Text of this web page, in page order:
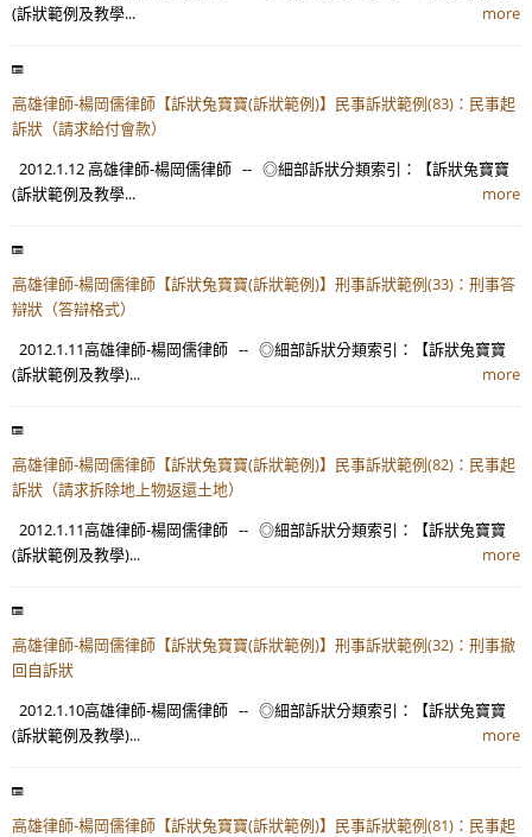
(訴狀範例及教學...
more
高雄律師-楊岡儒律師【訴狀兔寶寶(訴狀範例)】民事訴狀範例(83)：民事起
訴狀（請求給付會款）
2012.1.12 高雄律師-楊岡儒律師 -- ◎細部訴狀分類索引：【訴狀兔寶寶
(訴狀範例及教學...
more
高雄律師-楊岡儒律師【訴狀兔寶寶(訴狀範例)】刑事訴狀範例(33)：刑事答
辯狀（答辯格式）
2012.1.11高雄律師-楊岡儒律師 -- ◎細部訴狀分類索引：【訴狀兔寶寶
(訴狀範例及教學)...
more
高雄律師-楊岡儒律師【訴狀兔寶寶(訴狀範例)】民事訴狀範例(82)：民事起
訴狀（請求拆除地上物返還土地）
2012.1.11高雄律師-楊岡儒律師 -- ◎細部訴狀分類索引：【訴狀兔寶寶
(訴狀範例及教學)...
more
高雄律師-楊岡儒律師【訴狀兔寶寶(訴狀範例)】刑事訴狀範例(32)：刑事撤
回自訴狀
2012.1.10高雄律師-楊岡儒律師 -- ◎細部訴狀分類索引：【訴狀兔寶寶
(訴狀範例及教學)...
more
高雄律師-楊岡儒律師【訴狀兔寶寶(訴狀範例)】民事訴狀範例(81)：民事起